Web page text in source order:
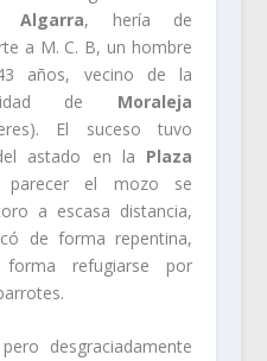
Algarra, hería de
a M. C. B, un hombre
años, vecino de la
de Moraleja
El suceso tuvo
astado en la Plaza
el mozo se
a escasa distancia,
de forma repentina,
refugiarse por
pero desgraciadamente